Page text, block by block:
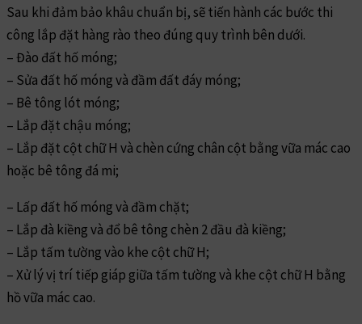
Sau khi đảm bảo khâu chuẩn bị, sẽ tiến hành các bước thi
công lắp đặt hàng rào theo đúng quy trình bên dưới.
– Đào đất hố móng;
– Sửa đất hố móng và đầm đất đáy móng;
– Bê tông lót móng;
– Lắp đặt chậu móng;
– Lắp đặt cột chữ H và chèn cứng chân cột bằng vữa mác cao
hoặc bê tông đá mi;
– Lấp đất hố móng và đầm chặt;
– Lắp đà kiềng và đổ bê tông chèn 2 đầu đà kiềng;
– Lắp tấm tường vào khe cột chữ H;
– Xử lý vị trí tiếp giáp giữa tấm tường và khe cột chữ H bằng
hồ vữa mác cao.